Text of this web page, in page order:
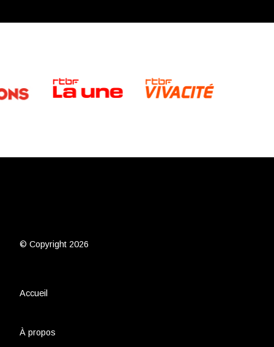
© Copyright 2026
Accueil
À propos